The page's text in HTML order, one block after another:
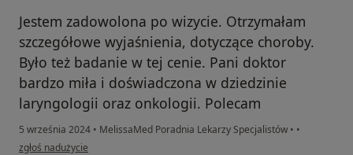
Jestem zadowolona po wizycie. Otrzymałam
szczegółowe wyjaśnienia, dotyczące choroby.
Było też badanie w tej cenie. Pani doktor
bardzo miła i doświadczona w dziedzinie
laryngologii oraz onkologii. Polecam
5 września 2024 • MelissaMed Poradnia Lekarzy Specjalistów • •
w opinii użytkownika Maja
zgłoś nadużycie